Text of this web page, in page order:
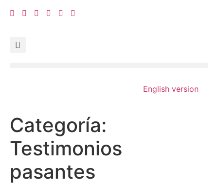
English version
Categoría:
Testimonios
pasantes